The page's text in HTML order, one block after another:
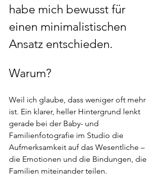
habe mich bewusst für
einen minimalistischen
Ansatz entschieden.
Warum?
Weil ich glaube, dass weniger oft mehr
ist. Ein klarer, heller Hintergrund lenkt
gerade bei der Baby- und
Familienfotografie im Studio die
Aufmerksamkeit auf das Wesentliche –
die Emotionen und die Bindungen, die
Familien miteinander teilen.